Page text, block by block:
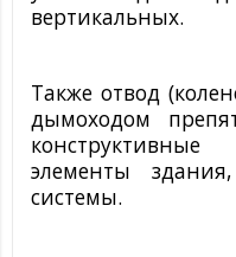
вертикальных.
Также отвод
дымоходом
элементы
системы.